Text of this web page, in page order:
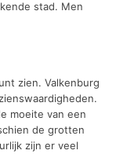
stad. Men
zien. Valkenburg
moeite van een
de grotten
zijn er veel